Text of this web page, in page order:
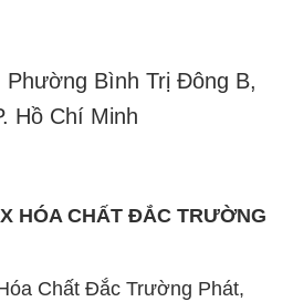
Phường Bình Trị Đông B,
Hồ Chí Minh
HÓA CHẤT ĐẮC TRƯỜNG
Chất Đắc Trường Phát,